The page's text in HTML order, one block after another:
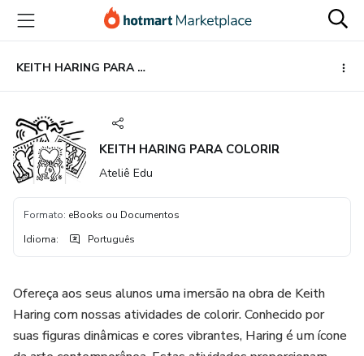
para
conteúdo
principal
para
pagamento
para
rodapé
KEITH HARING PARA COLORIR
KEITH HARING PARA COLORIR
Ateliê Edu
Formato: eBooks ou Documentos
Idioma: Português
Ofereça aos seus alunos uma imersão na obra de Keith
Haring com nossas atividades de colorir. Conhecido por
suas figuras dinâmicas e cores vibrantes, Haring é um ícone